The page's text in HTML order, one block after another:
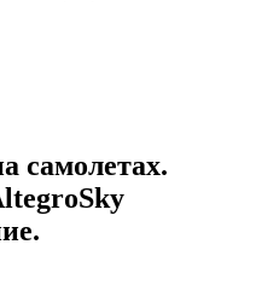
самолетах.